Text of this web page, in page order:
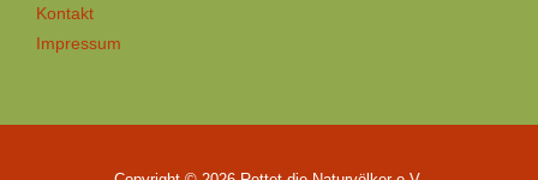
Kontakt
Impressum